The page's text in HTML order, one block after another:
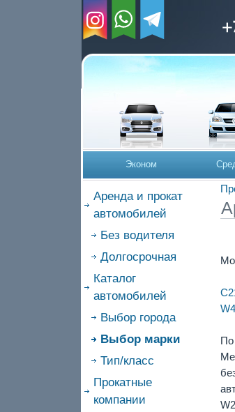
Эконом
Аренда и прокат
автомобилей
Без водителя
Долгосрочная
Каталог
автомобилей
Выбор города
Выбор марки
Тип/класс
Прокатные
компании
По